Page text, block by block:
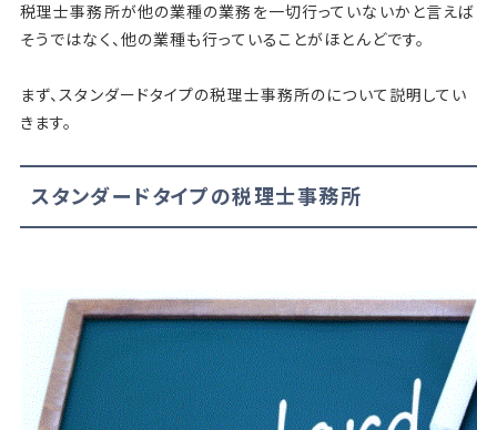
税理士事務所が他の業種の業務を一切行っていないかと言えば
そうではなく、他の業種も行っていることがほとんどです。
まず、スタンダードタイプの税理士事務所のについて説明してい
きます。
スタンダードタイプの税理士事務所